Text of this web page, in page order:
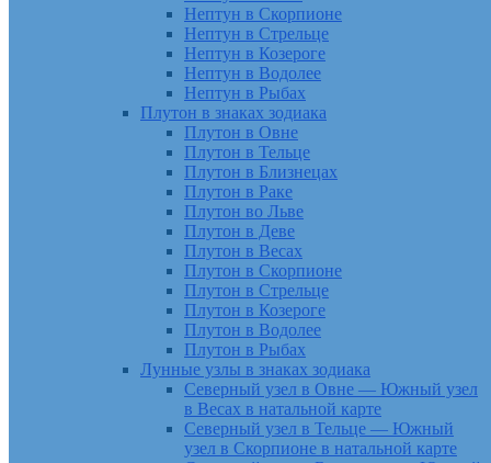
Нептун в Скорпионе
Нептун в Стрельце
Нептун в Козероге
Нептун в Водолее
Нептун в Рыбах
Плутон в знаках зодиака
Плутон в Овне
Плутон в Тельце
Плутон в Близнецах
Плутон в Раке
Плутон во Льве
Плутон в Деве
Плутон в Весах
Плутон в Скорпионе
Плутон в Стрельце
Плутон в Козероге
Плутон в Водолее
Плутон в Рыбах
Лунные узлы в знаках зодиака
Северный узел в Овне — Южный узел
в Весах в натальной карте
Северный узел в Тельце — Южный
узел в Скорпионе в натальной карте